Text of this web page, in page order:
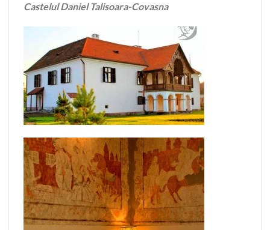
Castelul Daniel Talisoara-Covasna